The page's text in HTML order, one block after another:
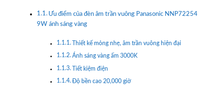
Ưu điểm của đèn âm trần vuông Panasonic NNP72254
9W ánh sáng vàng
Thiết kế mỏng nhẹ, âm trần vuông hiện đại
Ánh sáng vàng ấm 3000K
Tiết kiệm điện
Độ bền cao 20,000 giờ